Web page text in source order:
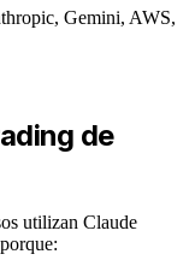
Gemini, AWS,
de
utilizan Claude